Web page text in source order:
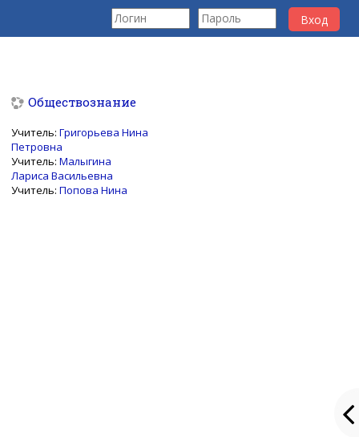
Вход
Обществознание
Учитель:Григорьева Нина
Петровна
Учитель:Малыгина
Лариса Васильевна
Учитель:Попова Нина